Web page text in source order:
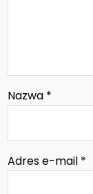
Nazwa *
Adres e-mail *